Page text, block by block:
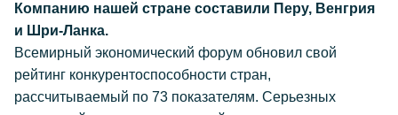
Компанию нашей стране составили Перу, Венгрия
и Шри-Ланка.
Всемирный экономический форум обновил свой
рейтинг конкурентоспособности стран,
рассчитываемый по 73 показателям. Серьезных